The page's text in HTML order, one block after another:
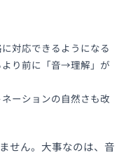
対応できるようになる
り前に「音→理解」が
ーションの自然さも改
せん。大事なのは、音